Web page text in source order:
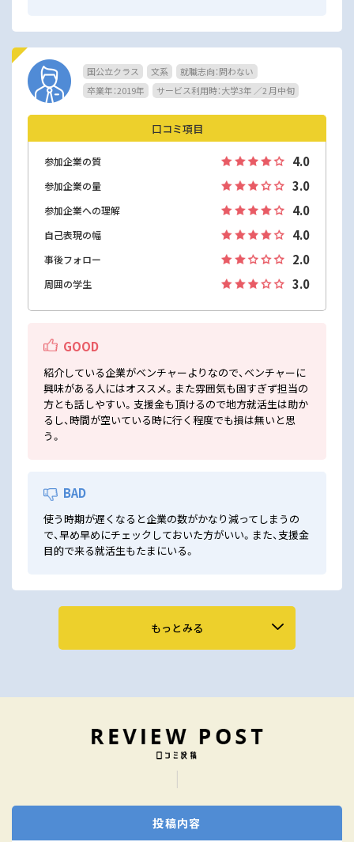
国公立クラス 文系
就職志向：問わない
卒業年：2019年
サービス利用時：大学3年 ／2 月中旬
口コミ項目
参加企業の質 4.0
参加企業の量 3.0
参加企業への理解 4.0
自己表現の幅 4.0
事後フォロー 2.0
周囲の学生 3.0
GOOD
紹介している企業がベンチャーよりなので、ベンチャーに
興味がある人にはオススメ。また雰囲気も固すぎず担当の
方とも話しやすい。支援金も頂けるので地方就活生は助か
るし、時間が空いている時に行く程度でも損は無いと思
う。
BAD
使う時期が遅くなると企業の数がかなり減ってしまうの
で、早め早めにチェックしておいた方がいい。また、支援金
目的で来る就活生もたまにいる。
もっとみる
投稿内容